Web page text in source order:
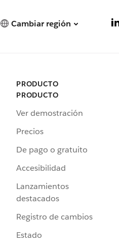
Cambiar región
PRODUCTO
PRODUCTO
Ver demostración
Precios
De pago o gratuito
Accesibilidad
Lanzamientos
destacados
Registro de cambios
Estado